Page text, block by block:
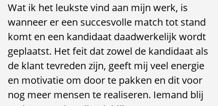
Wat ik het leukste vind aan mijn werk, is
wanneer er een succesvolle match tot stand
komt en een kandidaat daadwerkelijk wordt
geplaatst. Het feit dat zowel de kandidaat als
de klant tevreden zijn, geeft mij veel energie
en motivatie om door te pakken en dit voor
nog meer mensen te realiseren. Iemand blij